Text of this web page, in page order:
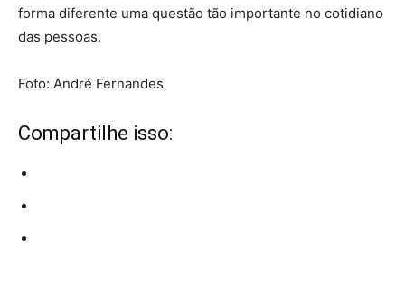
forma diferente uma questão tão importante no cotidiano
das pessoas.
Foto: André Fernandes
Compartilhe isso: